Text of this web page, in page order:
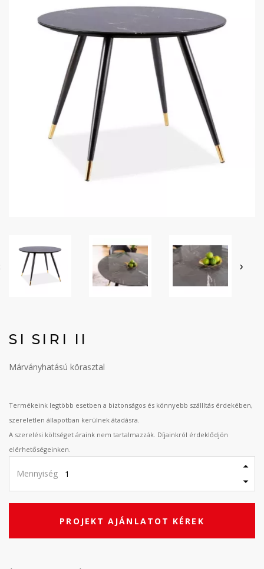
›
SI SIRI II
Márványhatású körasztal
Termékeink legtöbb esetben a biztonságos és könnyebb szállítás érdekében,
szereletlen állapotban kerülnek átadásra.
A szerelési költséget áraink nem tartalmazzák. Díjainkról érdeklődjön
elérhetőségeinken.
Mennyiség
PROJEKT AJÁNLATOT KÉREK